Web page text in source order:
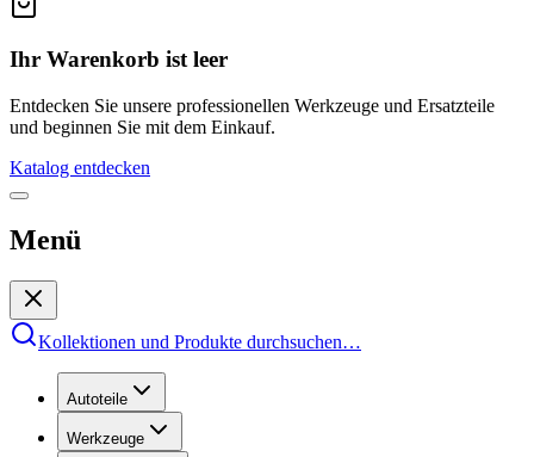
Ihr Warenkorb ist leer
Entdecken Sie unsere professionellen Werkzeuge und Ersatzteile
und beginnen Sie mit dem Einkauf.
Katalog entdecken
Menü
Kollektionen und Produkte durchsuchen…
Autoteile
Werkzeuge